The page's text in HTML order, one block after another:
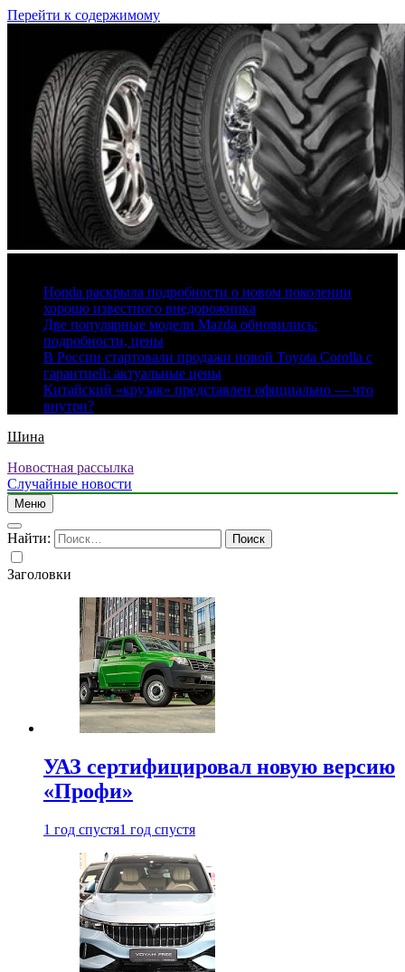
Перейти к содержимому
Honda раскрыла подробности о новом поколении
хорошо известного внедорожника
Две популярные модели Mazda обновились:
подробности, цены
В России стартовали продажи новой Toyota Corolla с
гарантией: актуальные цены
Китайский «крузак» представлен официально — что
внутри?
Шина
Новостная рассылка
Случайные новости
Меню
Найти:
Заголовки
УАЗ сертифицировал новую версию
«Профи»
1 год спустя1 год спустя